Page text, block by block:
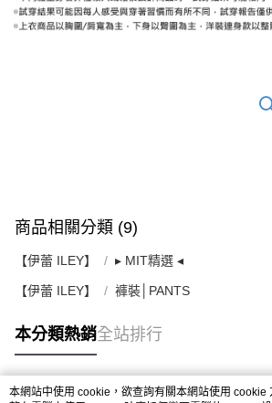
商品相關分類 (9)
【伊蕾 ILEY】 ▸ MIT精選 ◂
【伊蕾 ILEY】 褲裝│PANTS
本分類熱銷全站排行
本網站中使用 cookie，欲查詢有關本網站使用 cookie